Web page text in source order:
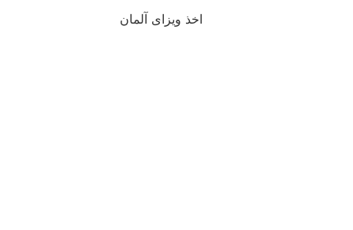
اخذ ویزای آلمان